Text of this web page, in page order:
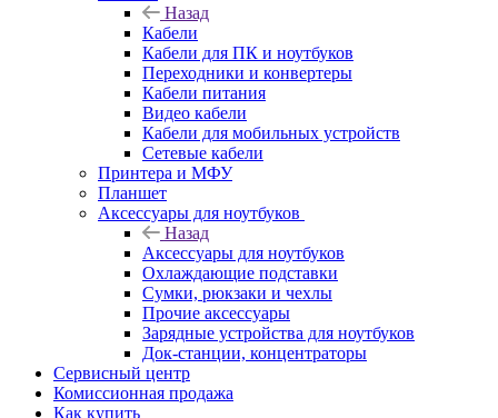
Назад
Кабели
Кабели для ПК и ноутбуков
Переходники и конвертеры
Кабели питания
Видео кабели
Кабели для мобильных устройств
Сетевые кабели
Принтера и МФУ
Планшет
Аксессуары для ноутбуков
Назад
Аксессуары для ноутбуков
Охлаждающие подставки
Сумки, рюкзаки и чехлы
Прочие аксессуары
Зарядные устройства для ноутбуков
Док-станции, концентраторы
Сервисный центр
Комиссионная продажа
Как купить